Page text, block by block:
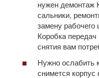
нужен демонтаж
сальники,
замену
Коробка
снятия вам
Нужно ослабить
снимется корпус